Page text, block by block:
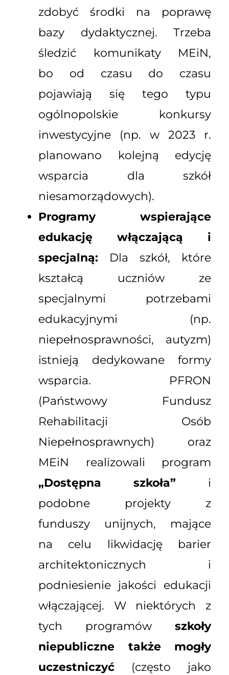
zdobyć środki na poprawę
bazy dydaktycznej. Trzeba
śledzić komunikaty MEiN,
bo od czasu do czasu
pojawiają się tego typu
ogólnopolskie konkursy
inwestycyjne (np. w 2023 r.
planowano kolejną edycję
wsparcia dla szkół
niesamorządowych).
Programy wspierające
edukację włączającą i
specjalną: Dla szkół, które
kształcą uczniów ze
specjalnymi potrzebami
edukacyjnymi (np.
niepełnosprawności, autyzm)
istnieją dedykowane formy
wsparcia. PFRON
(Państwowy Fundusz
Rehabilitacji Osób
Niepełnosprawnych) oraz
MEiN realizowali program
„Dostępna szkoła” i
podobne projekty z
funduszy unijnych, mające
na celu likwidację barier
architektonicznych i
podniesienie jakości edukacji
włączającej. W niektórych z
tych programów szkoły
niepubliczne także mogły
uczestniczyć (często jako